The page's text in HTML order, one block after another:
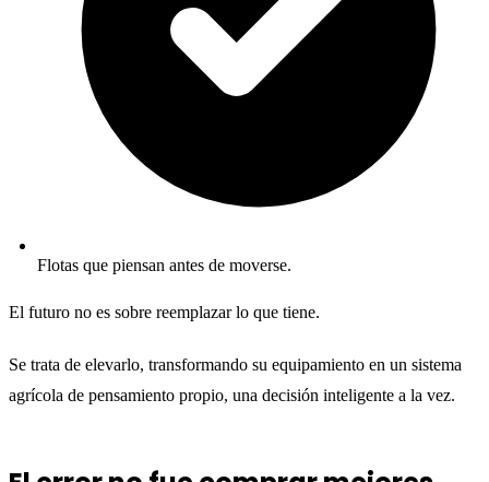
Flotas que piensan antes de moverse.
El futuro no es sobre reemplazar lo que tiene.
Se trata de elevarlo, transformando su equipamiento en un sistema
agrícola de pensamiento propio, una decisión inteligente a la vez.